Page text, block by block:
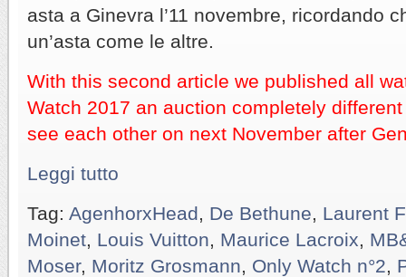
asta a Ginevra l’11 novembre, ricordando
un’asta come le altre.
With this second article we published all
Watch 2017 an auction completely
see each other on next November after
Leggi tutto
Tag: AgenhorxHead De Bethune
Laurent
Moinet Louis Vuitton Maurice Lacroix
Moser, Moritz Grosmann Only Watch n°2